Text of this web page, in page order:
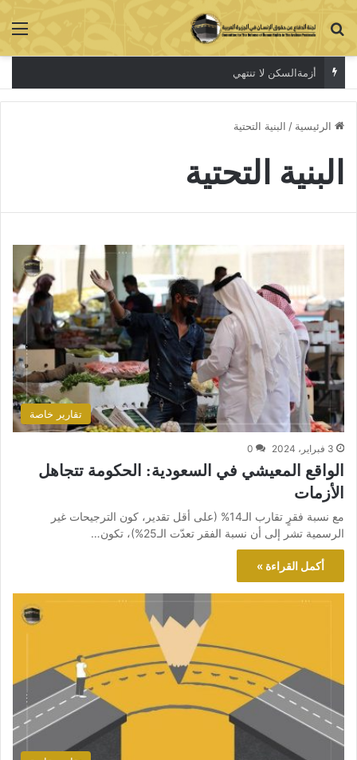
بحث عن
أزمةالسكن لا تنتهي
الرئيسية / البنية التحتية
البنية التحتية
تقارير خاصة
3 فبراير، 2024 0
الواقع المعيشي في السعودية: الحكومة تتجاهل
الأزمات
مع نسبة فقرٍ تقارب الـ14% (على أقل تقدير، كون الترجيحات غير
الرسمية تشر إلى أن نسبة الفقر تعدّت الـ25%)، تكون…
أكمل القراءة »